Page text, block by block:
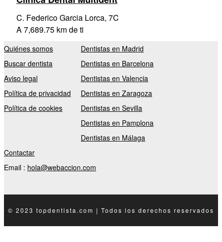
C. Federico Garcia Lorca, 7C
A 7,689.75 km de ti
Quiénes somos
Buscar dentista
Aviso legal
Política de privacidad
Política de cookies
Dentistas en Madrid
Dentistas en Barcelona
Dentistas en Valencia
Dentistas en Zaragoza
Dentistas en Sevilla
Dentistas en Pamplona
Dentistas en Málaga
Contactar
Email : hola@webaccion.com
© 2023 topdentista.com | Todos los derechos reservados